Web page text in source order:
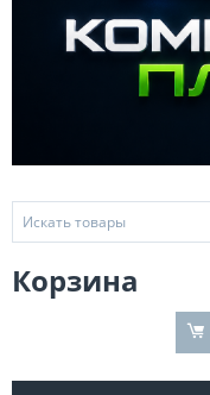
Корзина